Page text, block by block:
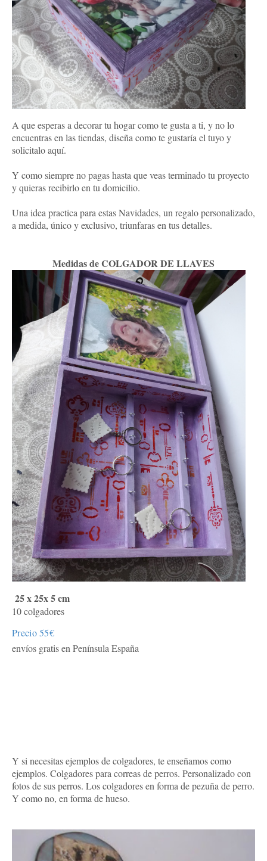
A que esperas a decorar tu hogar como te gusta a ti, y no lo
encuentras en las tiendas, diseña como te gustaría el tuyo y
solicitalo aquí.
Y como siempre no pagas hasta que veas terminado tu proyecto
y quieras recibirlo en tu domicilio.
Una idea practica para estas Navidades, un regalo personalizado,
a medida, único y exclusivo, triunfaras en tus detalles.
Medidas de COLGADOR DE LLAVES
25 x 25x 5 cm
10 colgadores
Precio 55€
envíos gratis en Península España
Y si necesitas ejemplos de colgadores, te enseñamos como
ejemplos. Colgadores para correas de perros. Personalizado con
fotos de sus perros. Los colgadores en forma de pezuña de perro.
Y como no, en forma de hueso.